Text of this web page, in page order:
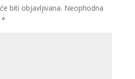
biti objavljivana. Neophodna
*